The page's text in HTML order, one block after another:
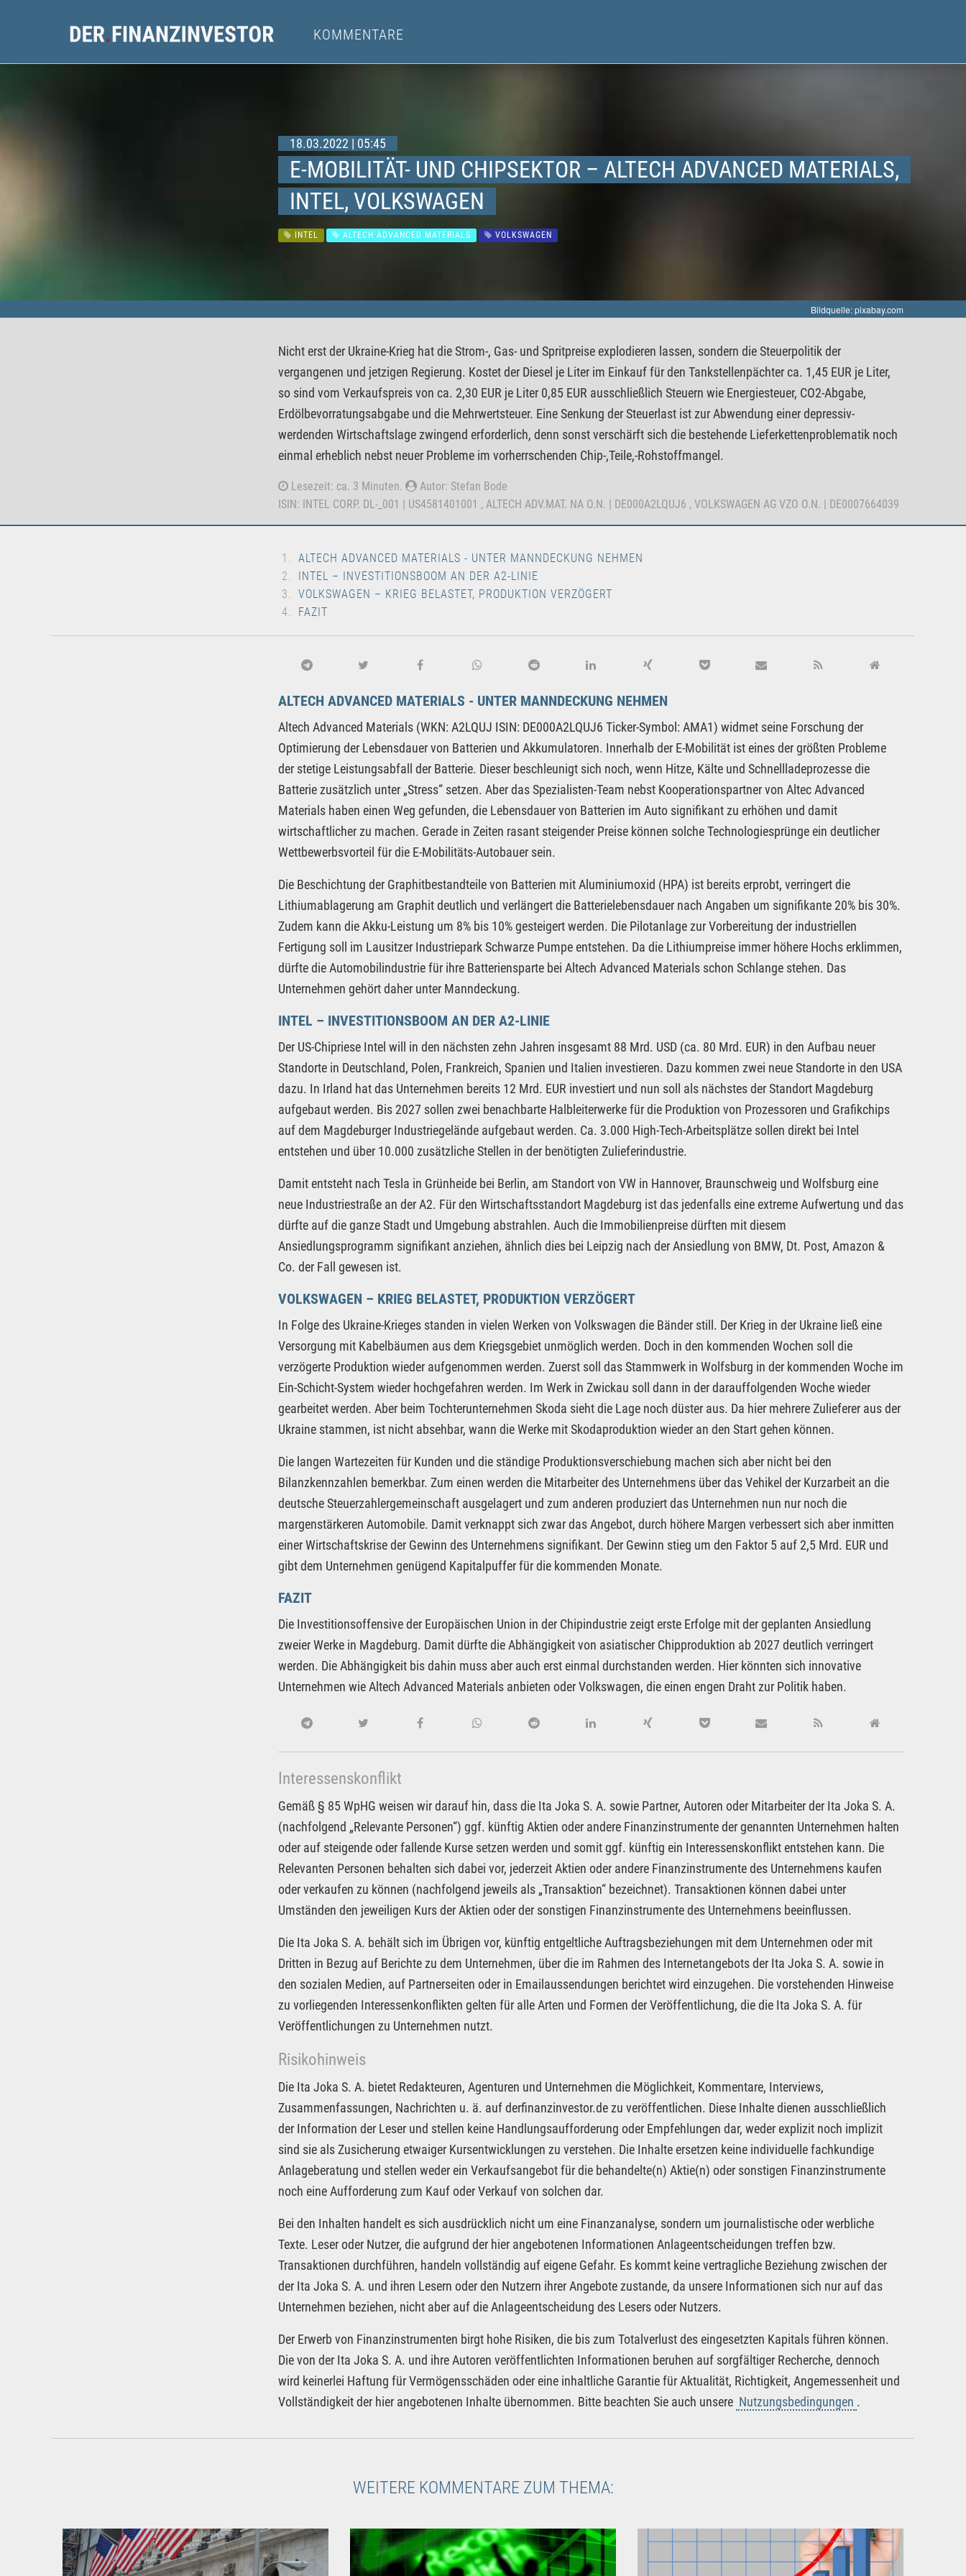
KOMMENTARE
18.03.2022 | 05:45
E-MOBILITÄT- UND CHIPSEKTOR – ALTECH ADVANCED MATERIALS,
INTEL, VOLKSWAGEN
INTEL ALTECH ADVANCED MATERIALS VOLKSWAGEN
Bildquelle: pixabay.com
Nicht erst der Ukraine-Krieg hat die Strom-, Gas- und Spritpreise explodieren lassen, sondern die Steuerpolitik der
vergangenen und jetzigen Regierung. Kostet der Diesel je Liter im Einkauf für den Tankstellenpächter ca. 1,45 EUR je Liter,
so sind vom Verkaufspreis von ca. 2,30 EUR je Liter 0,85 EUR ausschließlich Steuern wie Energiesteuer, CO2-Abgabe,
Erdölbevorratungsabgabe und die Mehrwertsteuer. Eine Senkung der Steuerlast ist zur Abwendung einer depressiv-
werdenden Wirtschaftslage zwingend erforderlich, denn sonst verschärft sich die bestehende Lieferkettenproblematik noch
einmal erheblich nebst neuer Probleme im vorherrschenden Chip-,Teile,-Rohstoffmangel.
Lesezeit: ca. 3 Minuten.
Autor: Stefan Bode
ISIN: INTEL CORP. DL-_001 | US4581401001 , ALTECH ADV.MAT. NA O.N. | DE000A2LQUJ6 , VOLKSWAGEN AG VZO O.N. | DE0007664039
ALTECH ADVANCED MATERIALS - UNTER MANNDECKUNG NEHMEN
INTEL – INVESTITIONSBOOM AN DER A2-LINIE
VOLKSWAGEN – KRIEG BELASTET, PRODUKTION VERZÖGERT
FAZIT
ALTECH ADVANCED MATERIALS - UNTER MANNDECKUNG NEHMEN
Altech Advanced Materials (WKN: A2LQUJ ISIN: DE000A2LQUJ6 Ticker-Symbol: AMA1) widmet seine Forschung der
Optimierung der Lebensdauer von Batterien und Akkumulatoren. Innerhalb der E-Mobilität ist eines der größten Probleme
der stetige Leistungsabfall der Batterie. Dieser beschleunigt sich noch, wenn Hitze, Kälte und Schnellladeprozesse die
Batterie zusätzlich unter „Stress“ setzen. Aber das Spezialisten-Team nebst Kooperationspartner von Altec Advanced
Materials haben einen Weg gefunden, die Lebensdauer von Batterien im Auto signifikant zu erhöhen und damit
wirtschaftlicher zu machen. Gerade in Zeiten rasant steigender Preise können solche Technologiesprünge ein deutlicher
Wettbewerbsvorteil für die E-Mobilitäts-Autobauer sein.
Die Beschichtung der Graphitbestandteile von Batterien mit Aluminiumoxid (HPA) ist bereits erprobt, verringert die
Lithiumablagerung am Graphit deutlich und verlängert die Batterielebensdauer nach Angaben um signifikante 20% bis 30%.
Zudem kann die Akku-Leistung um 8% bis 10% gesteigert werden. Die Pilotanlage zur Vorbereitung der industriellen
Fertigung soll im Lausitzer Industriepark Schwarze Pumpe entstehen. Da die Lithiumpreise immer höhere Hochs erklimmen,
dürfte die Automobilindustrie für ihre Batteriensparte bei Altech Advanced Materials schon Schlange stehen. Das
Unternehmen gehört daher unter Manndeckung.
INTEL – INVESTITIONSBOOM AN DER A2-LINIE
Der US-Chipriese Intel will in den nächsten zehn Jahren insgesamt 88 Mrd. USD (ca. 80 Mrd. EUR) in den Aufbau neuer
Standorte in Deutschland, Polen, Frankreich, Spanien und Italien investieren. Dazu kommen zwei neue Standorte in den USA
dazu. In Irland hat das Unternehmen bereits 12 Mrd. EUR investiert und nun soll als nächstes der Standort Magdeburg
aufgebaut werden. Bis 2027 sollen zwei benachbarte Halbleiterwerke für die Produktion von Prozessoren und Grafikchips
auf dem Magdeburger Industriegelände aufgebaut werden. Ca. 3.000 High-Tech-Arbeitsplätze sollen direkt bei Intel
entstehen und über 10.000 zusätzliche Stellen in der benötigten Zulieferindustrie.
Damit entsteht nach Tesla in Grünheide bei Berlin, am Standort von VW in Hannover, Braunschweig und Wolfsburg eine
neue Industriestraße an der A2. Für den Wirtschaftsstandort Magdeburg ist das jedenfalls eine extreme Aufwertung und das
dürfte auf die ganze Stadt und Umgebung abstrahlen. Auch die Immobilienpreise dürften mit diesem
Ansiedlungsprogramm signifikant anziehen, ähnlich dies bei Leipzig nach der Ansiedlung von BMW, Dt. Post, Amazon &
Co. der Fall gewesen ist.
VOLKSWAGEN – KRIEG BELASTET, PRODUKTION VERZÖGERT
In Folge des Ukraine-Krieges standen in vielen Werken von Volkswagen die Bänder still. Der Krieg in der Ukraine ließ eine
Versorgung mit Kabelbäumen aus dem Kriegsgebiet unmöglich werden. Doch in den kommenden Wochen soll die
verzögerte Produktion wieder aufgenommen werden. Zuerst soll das Stammwerk in Wolfsburg in der kommenden Woche im
Ein-Schicht-System wieder hochgefahren werden. Im Werk in Zwickau soll dann in der darauffolgenden Woche wieder
gearbeitet werden. Aber beim Tochterunternehmen Skoda sieht die Lage noch düster aus. Da hier mehrere Zulieferer aus der
Ukraine stammen, ist nicht absehbar, wann die Werke mit Skodaproduktion wieder an den Start gehen können.
Die langen Wartezeiten für Kunden und die ständige Produktionsverschiebung machen sich aber nicht bei den
Bilanzkennzahlen bemerkbar. Zum einen werden die Mitarbeiter des Unternehmens über das Vehikel der Kurzarbeit an die
deutsche Steuerzahlergemeinschaft ausgelagert und zum anderen produziert das Unternehmen nun nur noch die
margenstärkeren Automobile. Damit verknappt sich zwar das Angebot, durch höhere Margen verbessert sich aber inmitten
einer Wirtschaftskrise der Gewinn des Unternehmens signifikant. Der Gewinn stieg um den Faktor 5 auf 2,5 Mrd. EUR und
gibt dem Unternehmen genügend Kapitalpuffer für die kommenden Monate.
FAZIT
Die Investitionsoffensive der Europäischen Union in der Chipindustrie zeigt erste Erfolge mit der geplanten Ansiedlung
zweier Werke in Magdeburg. Damit dürfte die Abhängigkeit von asiatischer Chipproduktion ab 2027 deutlich verringert
werden. Die Abhängigkeit bis dahin muss aber auch erst einmal durchstanden werden. Hier könnten sich innovative
Unternehmen wie Altech Advanced Materials anbieten oder Volkswagen, die einen engen Draht zur Politik haben.
Interessenskonflikt
Gemäß § 85 WpHG weisen wir darauf hin, dass die Ita Joka S. A. sowie Partner, Autoren oder Mitarbeiter der Ita Joka S. A.
(nachfolgend „Relevante Personen“) ggf. künftig Aktien oder andere Finanzinstrumente der genannten Unternehmen halten
oder auf steigende oder fallende Kurse setzen werden und somit ggf. künftig ein Interessenskonflikt entstehen kann. Die
Relevanten Personen behalten sich dabei vor, jederzeit Aktien oder andere Finanzinstrumente des Unternehmens kaufen
oder verkaufen zu können (nachfolgend jeweils als „Transaktion“ bezeichnet). Transaktionen können dabei unter
Umständen den jeweiligen Kurs der Aktien oder der sonstigen Finanzinstrumente des Unternehmens beeinflussen.
Die Ita Joka S. A. behält sich im Übrigen vor, künftig entgeltliche Auftragsbeziehungen mit dem Unternehmen oder mit
Dritten in Bezug auf Berichte zu dem Unternehmen, über die im Rahmen des Internetangebots der Ita Joka S. A. sowie in
den sozialen Medien, auf Partnerseiten oder in Emailaussendungen berichtet wird einzugehen. Die vorstehenden Hinweise
zu vorliegenden Interessenkonflikten gelten für alle Arten und Formen der Veröffentlichung, die die Ita Joka S. A. für
Veröffentlichungen zu Unternehmen nutzt.
Risikohinweis
Die Ita Joka S. A. bietet Redakteuren, Agenturen und Unternehmen die Möglichkeit, Kommentare, Interviews,
Zusammenfassungen, Nachrichten u. ä. auf derfinanzinvestor.de zu veröffentlichen. Diese Inhalte dienen ausschließlich
der Information der Leser und stellen keine Handlungsaufforderung oder Empfehlungen dar, weder explizit noch implizit
sind sie als Zusicherung etwaiger Kursentwicklungen zu verstehen. Die Inhalte ersetzen keine individuelle fachkundige
Anlageberatung und stellen weder ein Verkaufsangebot für die behandelte(n) Aktie(n) oder sonstigen Finanzinstrumente
noch eine Aufforderung zum Kauf oder Verkauf von solchen dar.
Bei den Inhalten handelt es sich ausdrücklich nicht um eine Finanzanalyse, sondern um journalistische oder werbliche
Texte. Leser oder Nutzer, die aufgrund der hier angebotenen Informationen Anlageentscheidungen treffen bzw.
Transaktionen durchführen, handeln vollständig auf eigene Gefahr. Es kommt keine vertragliche Beziehung zwischen der
der Ita Joka S. A. und ihren Lesern oder den Nutzern ihrer Angebote zustande, da unsere Informationen sich nur auf das
Unternehmen beziehen, nicht aber auf die Anlageentscheidung des Lesers oder Nutzers.
Der Erwerb von Finanzinstrumenten birgt hohe Risiken, die bis zum Totalverlust des eingesetzten Kapitals führen können.
Die von der Ita Joka S. A. und ihre Autoren veröffentlichten Informationen beruhen auf sorgfältiger Recherche, dennoch
wird keinerlei Haftung für Vermögensschäden oder eine inhaltliche Garantie für Aktualität, Richtigkeit, Angemessenheit und
Vollständigkeit der hier angebotenen Inhalte übernommen. Bitte beachten Sie auch unsere Nutzungsbedingungen .
WEITERE KOMMENTARE ZUM THEMA: